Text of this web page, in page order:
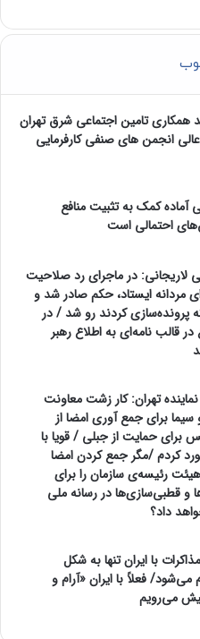
همکاری تامین اجتماعی شرق تهران
انجمن های صنفی کارفرمایی
کمک به تثبیت منافع
احتمالی است
لاریجانی: در ماجرای رد صلاحیت
مردانه ایستاد، حکم صادر شد و
پرونده‌سازی کردند رو شد / در
قالب نامه‌ای به اطلاع رهبر
تهران: کار زشت معاونت
سیما برای جمع آوری امضا از
برای حمایت از جبلی / قویا با
کردم /مگر جمع کردن امضا
رئیسه‌ی سازمان را برای
قطبی‌سازی‌ها در رسانه ملی
داد؟
با ایران تنها به شکل
فعلاً با ایران «آرام و
می‌رویم